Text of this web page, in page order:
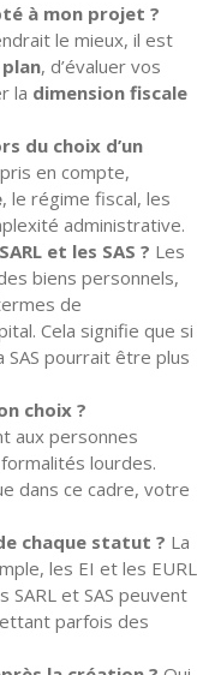
à mon projet ?
le mieux, il est
, d’évaluer vos
la dimension fiscale
du choix d’un
en compte,
, le régime fiscal, les
administrative.
et les SAS ? Les
biens personnels,
de
Cela signifie que si
pourrait être plus
choix ?
aux personnes
lourdes.
dans ce cadre, votre
chaque statut ? La
les EI et les EURL
et SAS peuvent
parfois des